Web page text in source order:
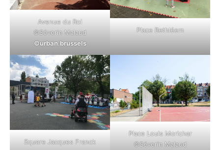
Avenue du Roi
©Séverin Malaud
©urban.brussels
Place Bethléem
Square Jacques Franck
Place Louis Morichar
©Séverin Malaud